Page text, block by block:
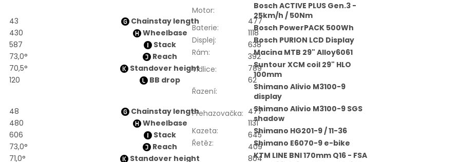
43
430
587
73,0°
70,5°
120
Chainstay length
477
Wheelbase
1118
Stack
638
Reach
392
Standover height
789
BB drop
62
48
480
606
73,0°
71,0°
Chainstay length
477
Wheelbase
1131
Stack
645
Reach
409
Standover height
804
Motor:
Bosch ACTIVE PLUS Gen.3 -
25km/h / 50Nm
Baterie:
Bosch PowerPACK 500Wh
Displej:
Bosch PURION LCD Display
Rám:
Macina MTB 29" Alloy6061
Vidlice:
Suntour XCM coil 29" HLO
100mm
Řazení:
Shimano Alivio M3100-9
display
Přehazovačka:
Shimano Alivio M3100-9 SGS
shadow
Kazeta:
Shimano HG201-9 / 11-36
Řetěz: Shimano E6070-9 e-bike
KTM LINE BNI 170mm Q16 - FSA